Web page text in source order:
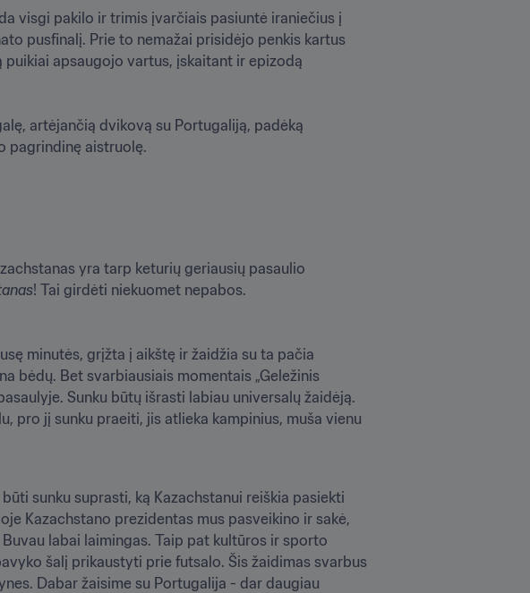
visgi pakilo ir trimis įvarčiais pasiuntė iraniečius į
pusfinalį. Prie to nemažai prisidėjo penkis kartus
apsaugojo vartus, įskaitant ir epizodą
artėjančią dvikovą su Portugaliją, padėką
pagrindinę aistruolę.
yra tarp keturių geriausių pasaulio
! Tai girdėti niekuomet nepabos.
minutės, grįžta į aikštę ir žaidžia su ta pačia
bėdų. Bet svarbiausiais momentais „Geležinis
Sunku būtų išrasti labiau universalų žaidėją.
pro jį sunku praeiti, jis atlieka kampinius, muša vienu
sunku suprasti, ką Kazachstanui reiškia pasiekti
Kazachstano prezidentas mus pasveikino ir sakė,
labai laimingas. Taip pat kultūros ir sporto
šalį prikaustyti prie futsalo. Šis žaidimas svarbus
Dabar žaisime su Portugalija - dar daugiau